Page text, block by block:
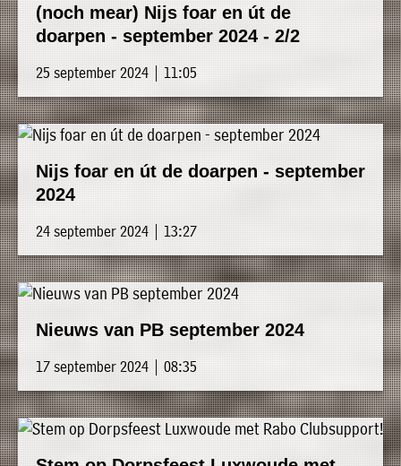
(noch mear) Nijs foar en út de
doarpen - september 2024 - 2/2
25 september 2024 | 11:05
Nijs foar en út de doarpen - september
2024
24 september 2024 | 13:27
Nieuws van PB september 2024
17 september 2024 | 08:35